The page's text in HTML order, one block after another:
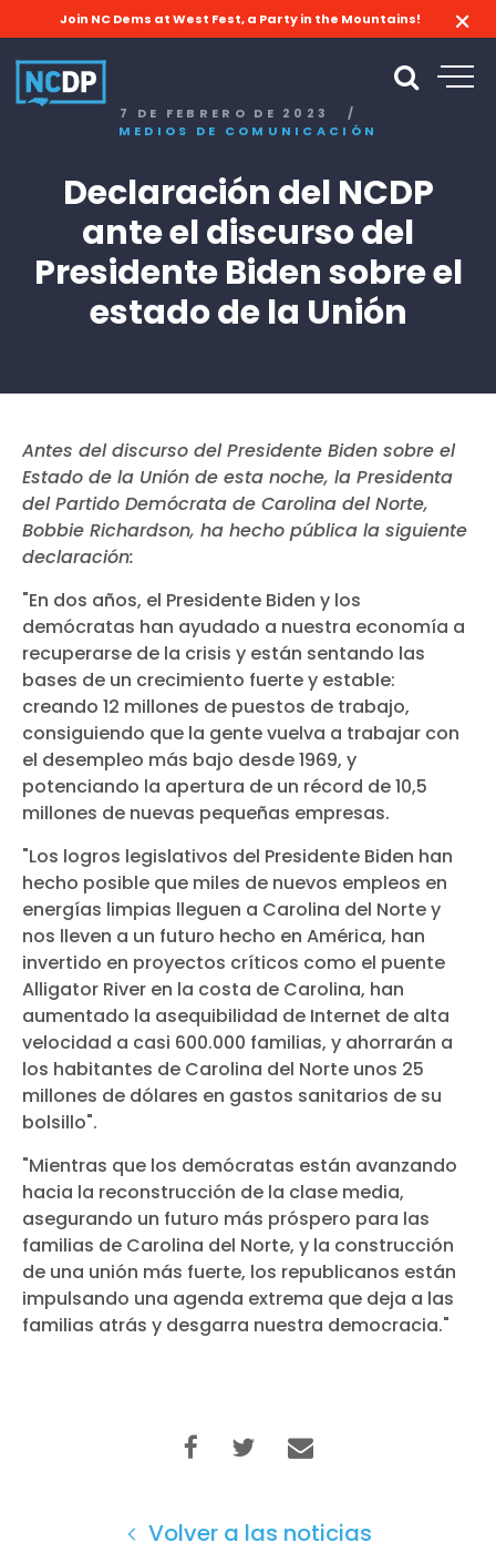
Join NC Dems at West Fest, a Party in the Mountains!
7 DE FEBRERO DE 2023
/
MEDIOS DE COMUNICACIÓN
Declaración del NCDP
ante el discurso del
Presidente Biden sobre el
estado de la Unión
Antes del discurso del Presidente Biden sobre el
Estado de la Unión de esta noche, la Presidenta
del Partido Demócrata de Carolina del Norte,
Bobbie Richardson, ha hecho pública la siguiente
declaración:
"En dos años, el Presidente Biden y los
demócratas han ayudado a nuestra economía a
recuperarse de la crisis y están sentando las
bases de un crecimiento fuerte y estable:
creando 12 millones de puestos de trabajo,
consiguiendo que la gente vuelva a trabajar con
el desempleo más bajo desde 1969, y
potenciando la apertura de un récord de 10,5
millones de nuevas pequeñas empresas.
"Los logros legislativos del Presidente Biden han
hecho posible que miles de nuevos empleos en
energías limpias lleguen a Carolina del Norte y
nos lleven a un futuro hecho en América, han
invertido en proyectos críticos como el puente
Alligator River en la costa de Carolina, han
aumentado la asequibilidad de Internet de alta
velocidad a casi 600.000 familias, y ahorrarán a
los habitantes de Carolina del Norte unos 25
millones de dólares en gastos sanitarios de su
bolsillo".
"Mientras que los demócratas están avanzando
hacia la reconstrucción de la clase media,
asegurando un futuro más próspero para las
familias de Carolina del Norte, y la construcción
de una unión más fuerte, los republicanos están
impulsando una agenda extrema que deja a las
familias atrás y desgarra nuestra democracia."
Volver a las noticias